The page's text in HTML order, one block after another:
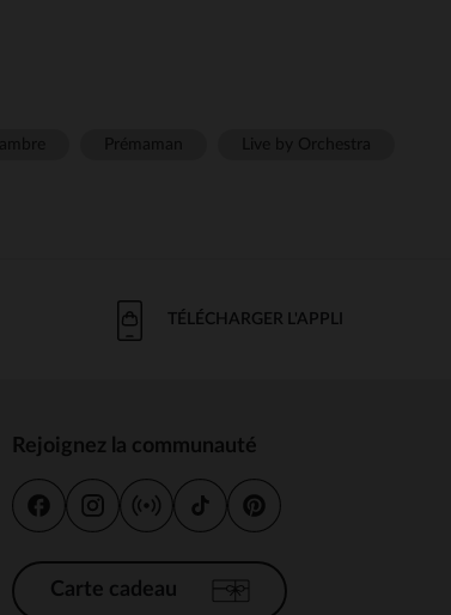
TÉLÉCHARGER L'APPLI
Rejoignez la communauté
Carte cadeau